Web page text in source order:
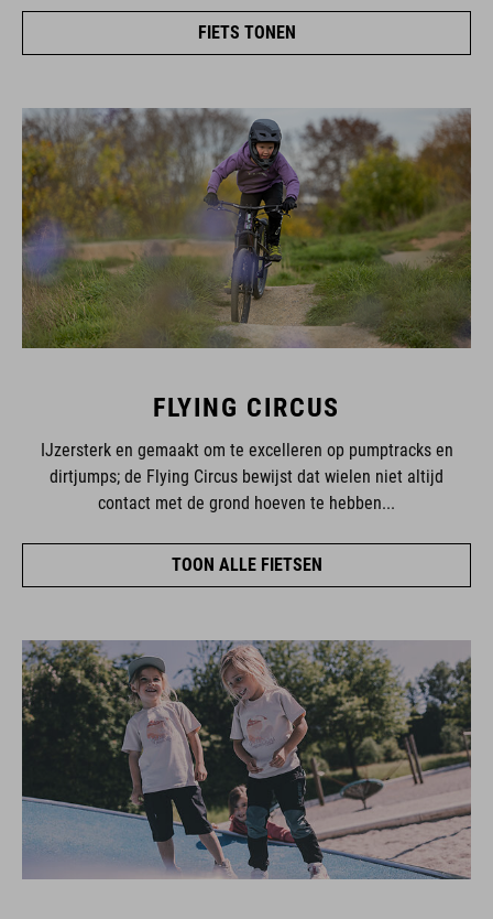
FIETS TONEN
FLYING CIRCUS
IJzersterk en gemaakt om te excelleren op pumptracks en
dirtjumps; de Flying Circus bewijst dat wielen niet altijd
contact met de grond hoeven te hebben...
TOON ALLE FIETSEN